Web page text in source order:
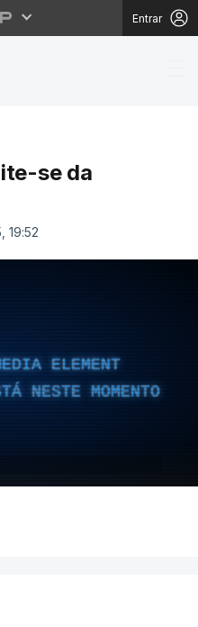
Entrar
se da
19:52
ELEMENT
NESTE MOMENTO